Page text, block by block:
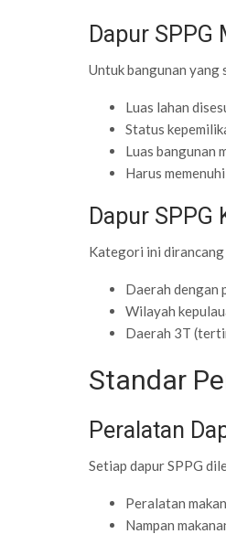
Dapur
Untuk bangunan yang
Luas lahan
Status
Luas bangunan
Harus
Dapur SPPG
Kategori ini
Daerah dengan
Wilayah
Daerah 3T
Standar
Peralatan
Setiap dapur SPPG
Peralatan
Nampan